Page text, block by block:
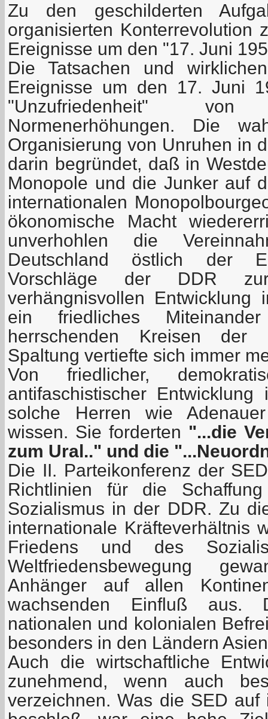
Zu den geschilderten
organisierten Konterrevolution
Ereignisse um den "17. Juni
Die Tatsachen und
Ereignisse um den 17. Juni
"Unzufriedenheit"
Normenerhöhungen. Die
Organisierung von Unruhen in
darin begründet, daß in
Monopole und die Junker auf
internationalen
ökonomische Macht
unverhohlen die
Deutschland östlich der
Vorschläge der DDR
verhängnisvollen
ein friedliches
herrschenden Kreisen der
Spaltung vertiefte sich immer
Von friedlicher,
antifaschistischer
solche Herren wie
wissen. Sie forderten "...die
zum Ural.." und die
Die II. Parteikonferenz der
Richtlinien für die
Sozialismus in der DDR. Zu
internationale Kräfteverhältnis
Friedens und des
Weltfriedensbewegung
Anhänger auf allen
wachsenden Einfluß aus.
nationalen und kolonialen
besonders in den Ländern
Auch die wirtschaftliche
zunehmend, wenn auch
verzeichnen. Was die SED auf